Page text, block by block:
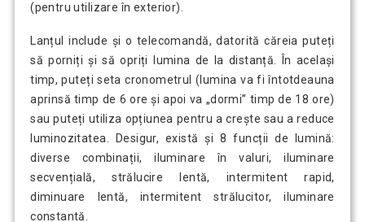
(pentru utilizare în exterior).
Lanțul include și o telecomandă, datorită căreia puteți
să porniți și să opriți lumina de la distanță. În același
timp, puteți seta cronometrul (lumina va fi întotdeauna
aprinsă timp de 6 ore și apoi va „dormi” timp de 18 ore)
sau puteți utiliza opțiunea pentru a crește sau a reduce
luminozitatea. Desigur, există și 8 funcții de lumină:
diverse combinații, iluminare în valuri, iluminare
secvențială, strălucire lentă, intermitent rapid,
diminuare lentă, intermitent strălucitor, iluminare
constantă.